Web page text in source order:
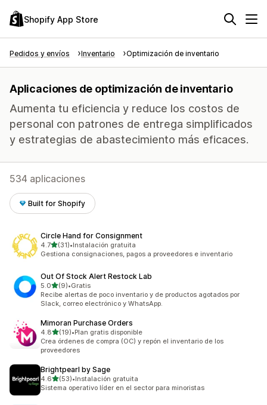
Shopify App Store
Pedidos y envíos Inventario Optimización de inventario
Aplicaciones de optimización de inventario
Aumenta tu eficiencia y reduce los costos de
personal con patrones de entrega simplificados
y estrategias de abastecimiento más eficaces.
534 aplicaciones
Built for Shopify
Circle Hand for Consignment
4.7de 5 estrellas
(31)
31 reseñas en total
•Instalación gratuita
Gestiona consignaciones, pagos a proveedores e inventario
Out Of Stock Alert Restock Lab
5.0de 5 estrellas
(9)
9 reseñas en total
•Gratis
Recibe alertas de poco inventario y de productos agotados por
Slack, correo electrónico y WhatsApp.
Mimoran Purchase Orders
4.8de 5 estrellas
(19)
19 reseñas en total
•Plan gratis disponible
Crea órdenes de compra (OC) y repón el inventario de los
proveedores
Brightpearl by Sage
4.6de 5 estrellas
(53)
53 reseñas en total
•Instalación gratuita
Sistema operativo líder en el sector para minoristas